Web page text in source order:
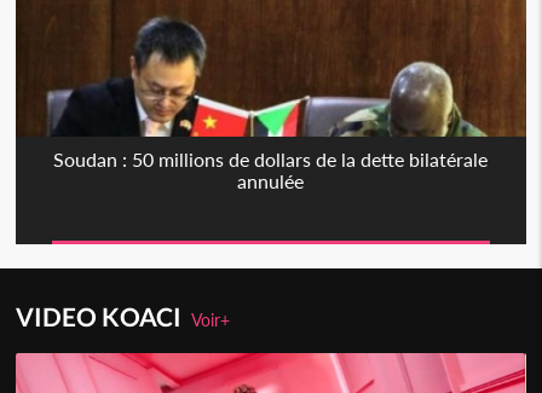
Soudan : 50 millions de dollars de la dette bilatérale
annulée
VIDEO KOACIVoir+